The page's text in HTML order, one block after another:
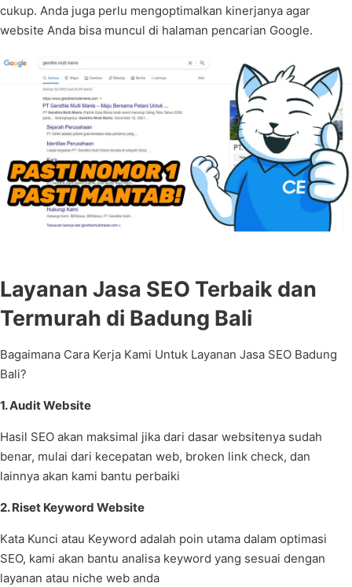
cukup. Anda juga perlu mengoptimalkan kinerjanya agar
website Anda bisa muncul di halaman pencarian Google.
Layanan Jasa SEO Terbaik dan
Termurah di Badung Bali
Bagaimana Cara Kerja Kami Untuk Layanan Jasa SEO Badung
Bali?
1. Audit Website
Hasil SEO akan maksimal jika dari dasar websitenya sudah
benar, mulai dari kecepatan web, broken link check, dan
lainnya akan kami bantu perbaiki
2. Riset Keyword Website
Kata Kunci atau Keyword adalah poin utama dalam optimasi
SEO, kami akan bantu analisa keyword yang sesuai dengan
layanan atau niche web anda